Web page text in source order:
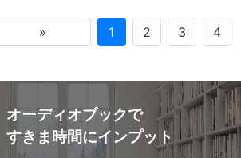
» 1 2 3 4
オーディオブックで
すきま時間にインプット